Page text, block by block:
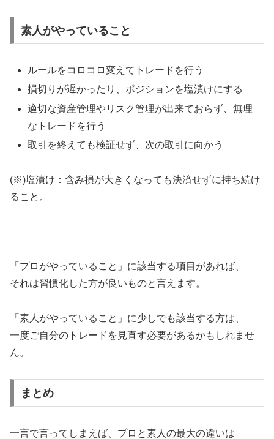
素人がやっていること
ルールをコロコロ変えてトレードを行う
損切りが遅かったり、ポジションを塩漬けにする
適切な資産管理やリスク管理が出来ておらず、無理
なトレードを行う
取引を終えても検証せず、次の取引に向かう
(※)塩漬け：含み損が大きくなっても決済せずに持ち続け
ること。
「プロがやっていること」に該当する項目があれば、
それは習慣化した方が良いものと言えます。
「素人がやっていること」に少しでも該当する方は、
一度ご自分のトレードを見直す必要があるかもしれませ
ん。
まとめ
一言で言ってしまえば、プロと素人の最大の違いは